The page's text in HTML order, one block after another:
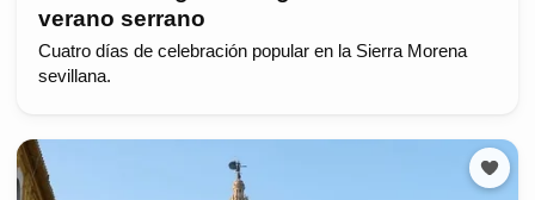
verano serrano
Cuatro días de celebración popular en la Sierra Morena
sevillana.